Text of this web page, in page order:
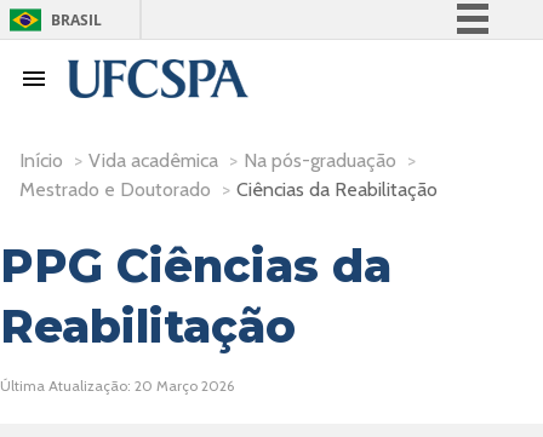
BRASIL
Acesso à informação
Canais
Início > Vida acadêmica > Na pós-graduação >
Mestrado e Doutorado > Ciências da Reabilitação
PPG Ciências da
Reabilitação
Última Atualização: 20 Março 2026